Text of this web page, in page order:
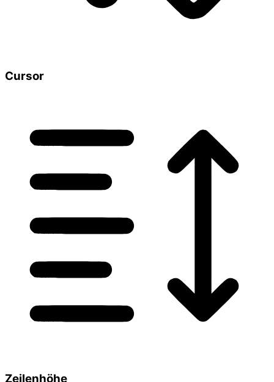
Cursor
Zeilenhöhe